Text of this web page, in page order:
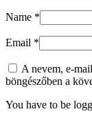
Name *
Email *
A nevem, e-
böngészőben a
You have to be